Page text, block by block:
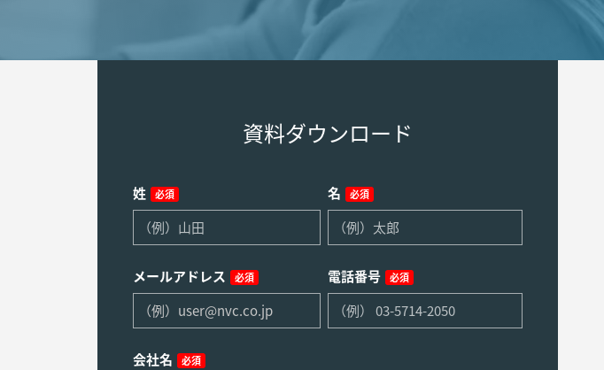
資料ダウンロード
姓 必須 名 必須
メールアドレス 必須 電話番号 必須
会社名 必須